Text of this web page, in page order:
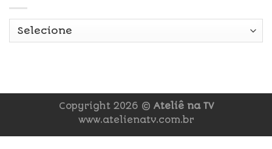
Copyright 2026 © Ateliê na TV
www.atelienatv.com.br